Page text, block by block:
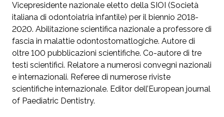
Vicepresidente nazionale eletto della SIOI (Società
italiana di odontoiatria infantile) per il biennio 2018-
2020. Abilitazione scientifica nazionale a professore di
fascia in malattie odontostomatlogiche. Autore di
oltre 100 pubblicazioni scientifiche. Co-autore di tre
testi scientifici. Relatore a numerosi convegni nazionali
e internazionali. Referee di numerose riviste
scientifiche internazionale. Editor dell’European journal
of Paediatric Dentistry.